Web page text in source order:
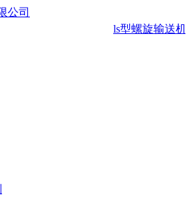
ls型螺旋输送机 圆